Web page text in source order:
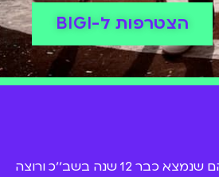
הצטרפות ל-BIGI
שמשון הגיבור הוא סוכן שב׳׳כ כושל, שהתקבל לשם רק בזכות הדוד שלו - ראש השב׳׳כ. יחד עם אלקנה ואתי - הם נקראים צוות גדעון על שם המפקד שלהם שנמצא כבר 12 שנה בשב׳׳כ ורוצה